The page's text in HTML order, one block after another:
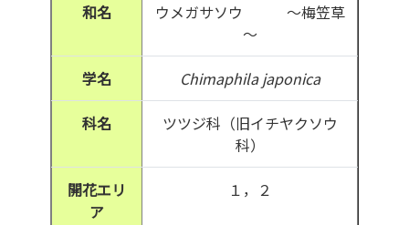
和名
ウメガサソウ ～梅笠草
～
学名 Chimaphila japonica
科名
ツツジ科（旧イチヤクソウ
科）
開花エリ
ア
１，２